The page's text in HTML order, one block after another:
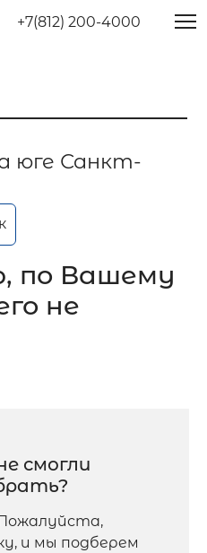
+7(812) 200-4000
юге Санкт-
по Вашему
не
смогли
и мы подберем